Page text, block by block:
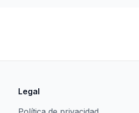
Legal